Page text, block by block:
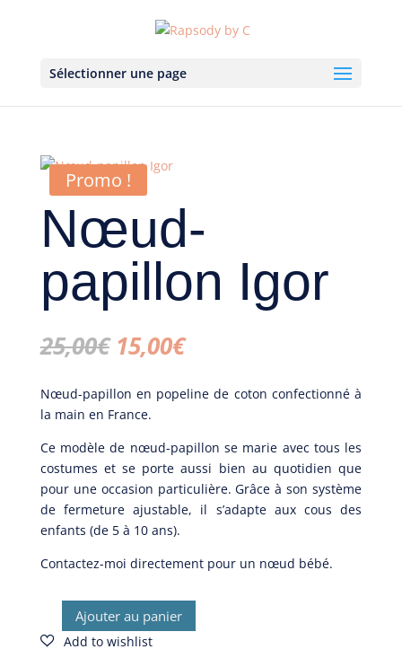
Sélectionner une page
Promo !
Nœud-
papillon Igor
25,00€ Le
prix
initial
était :
25,00€.
15,00€Le
actuel
est :
Nœud-papillon en popeline de coton confectionné à
la main en France.
Ce modèle de nœud-papillon se marie avec tous les
costumes et se porte aussi bien au quotidien que
pour une occasion particulière. Grâce à son système
de fermeture ajustable, il s’adapte aux cous des
enfants (de 5 à 10 ans).
Contactez-moi directement pour un nœud bébé.
quantité
de
Ajouter au panier